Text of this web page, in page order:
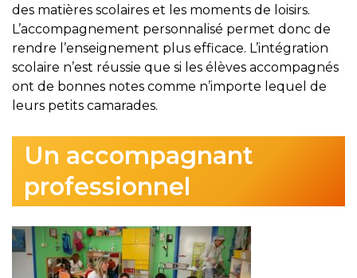
des matières scolaires et les moments de loisirs.
L’accompagnement personnalisé permet donc de
rendre l’enseignement plus efficace. L’intégration
scolaire n’est réussie que si les élèves accompagnés
ont de bonnes notes comme n’importe lequel de
leurs petits camarades.
Un accompagnant
professionnel